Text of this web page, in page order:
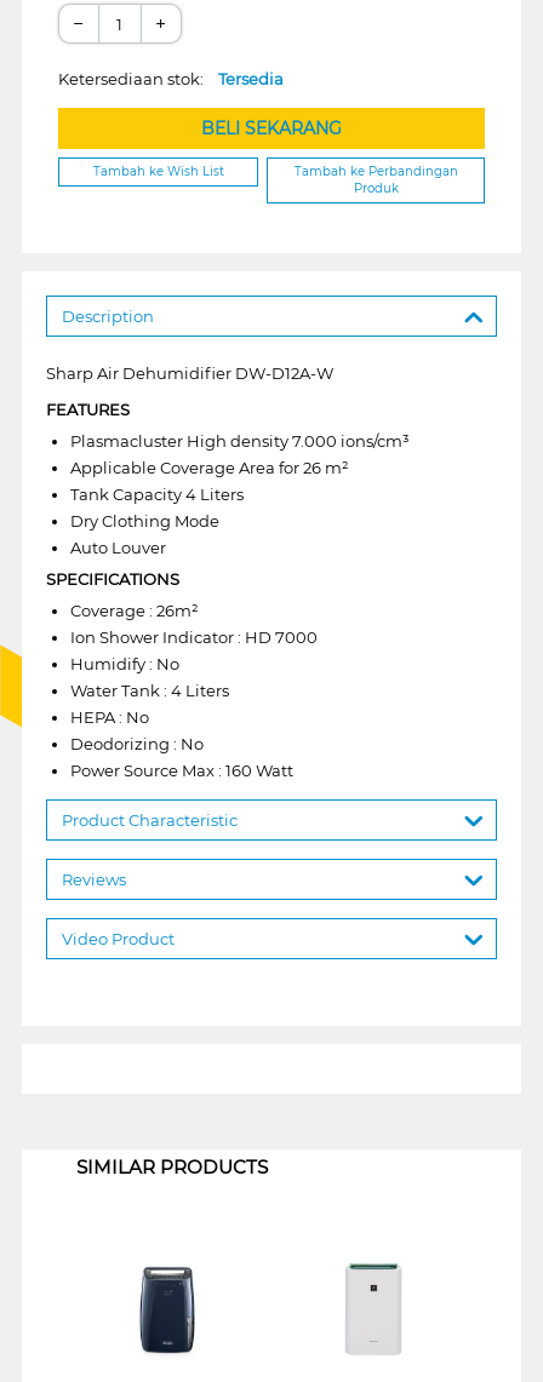
− +
Ketersediaan stok: Tersedia
BELI SEKARANG
Tambah ke Wish List
Tambah ke Perbandingan
Produk
Description
Sharp Air Dehumidifier DW-D12A-W
FEATURES
Plasmacluster High density 7.000 ions/cm³
Applicable Coverage Area for 26 m²
Tank Capacity 4 Liters
Dry Clothing Mode
Auto Louver
SPECIFICATIONS
Coverage : 26m²
Ion Shower Indicator : HD 7000
Humidify : No
Water Tank : 4 Liters
HEPA : No
Deodorizing : No
Power Source Max : 160 Watt
Product Characteristic
Reviews
Video Product
SIMILAR PRODUCTS